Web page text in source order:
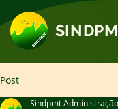
Post
Sindpmt Administração